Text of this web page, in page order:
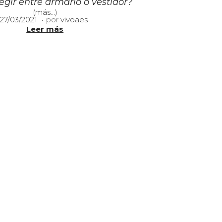
P
27/03/2021
1
. por vivoaes
(más…)
Leer más